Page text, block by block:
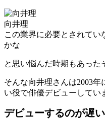
向井理
この業界に必要とされてい
かな
と思い悩んだ時期もあった
そんな向井理さんは2003年
い役で俳優デビューしてい
デビューするのが遅い